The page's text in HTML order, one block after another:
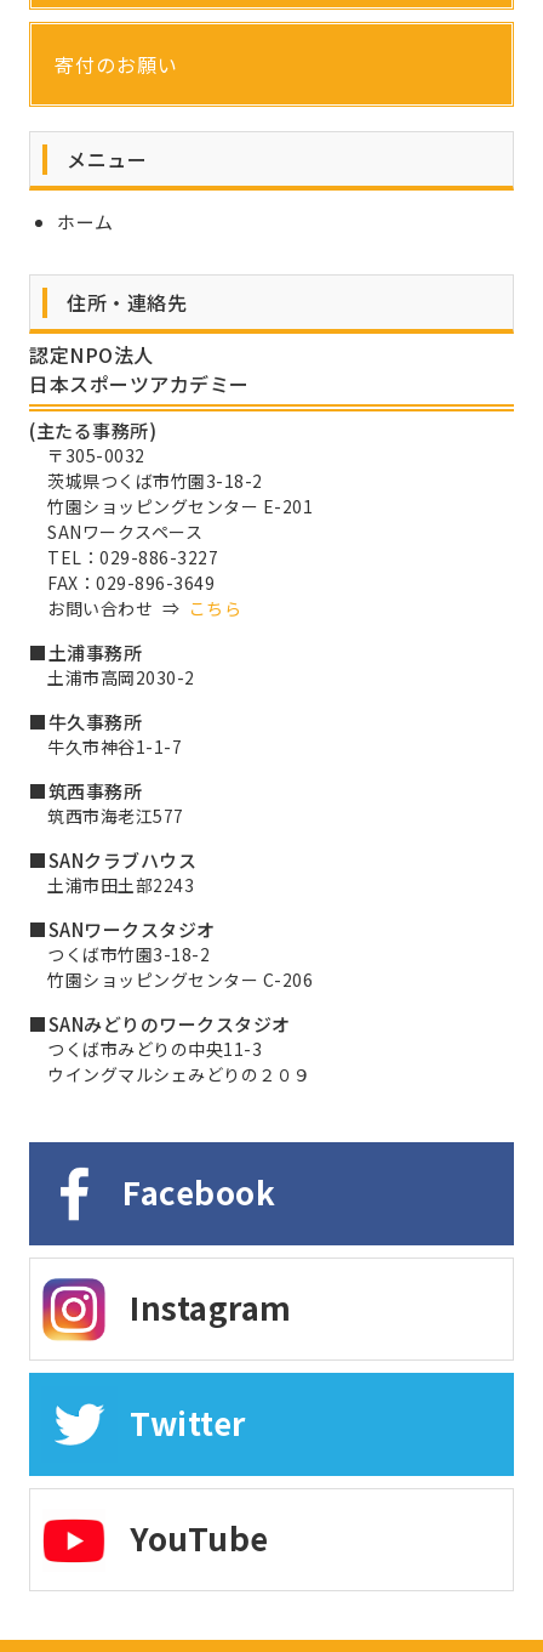
寄付のお願い
メニュー
ホーム
住所・連絡先
認定NPO法人
日本スポーツアカデミー
(主たる事務所)
〒305-0032
茨城県つくば市竹園3-18-2
竹園ショッピングセンター E-201
SANワークスペース
TEL：029-886-3227
FAX：029-896-3649
お問い合わせ ⇒ こちら
■土浦事務所
土浦市高岡2030-2
■牛久事務所
牛久市神谷1-1-7
■筑西事務所
筑西市海老江577
■SANクラブハウス
土浦市田土部2243
■SANワークスタジオ
つくば市竹園3-18-2
竹園ショッピングセンター C-206
■SANみどりのワークスタジオ
つくば市みどりの中央11-3
ウイングマルシェみどりの２０９
Facebook
Instagram
Twitter
YouTube